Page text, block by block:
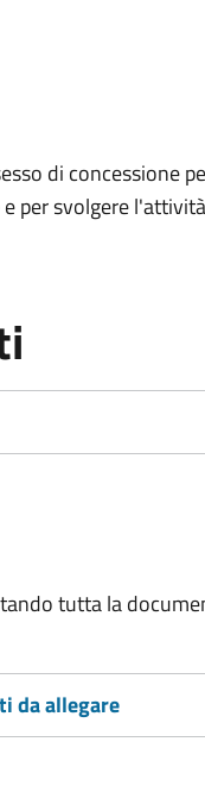
di concessione
per svolgere
tutta la
da allegare